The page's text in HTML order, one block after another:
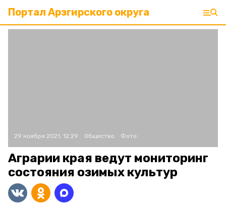
Портал Арзгирского округа
29 ноября 2021, 12:29 Общество Фото:
Аграрии края ведут мониторинг
состояния озимых культур